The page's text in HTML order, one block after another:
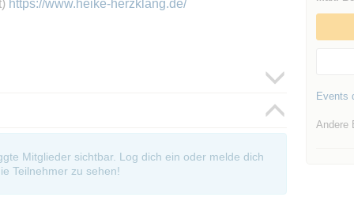
https://www.heike-herzklang.de/
Mitglieder sichtbar. Log dich ein oder melde dich
Teilnehmer zu sehen!
Events
Andere